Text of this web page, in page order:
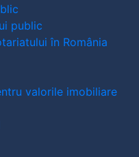
public
în România
valorile imobiliare